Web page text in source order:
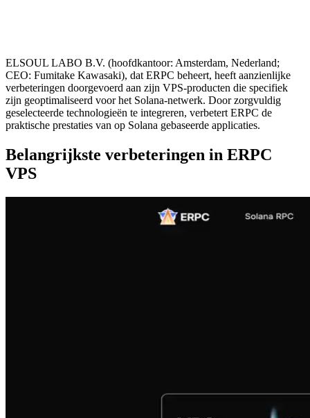
ELSOUL LABO B.V. (hoofdkantoor: Amsterdam, Nederland;
CEO: Fumitake Kawasaki), dat ERPC beheert, heeft aanzienlijke
verbeteringen doorgevoerd aan zijn VPS-producten die specifiek
zijn geoptimaliseerd voor het Solana-netwerk. Door zorgvuldig
geselecteerde technologieën te integreren, verbetert ERPC de
praktische prestaties van op Solana gebaseerde applicaties.
Belangrijkste verbeteringen in ERPC
VPS